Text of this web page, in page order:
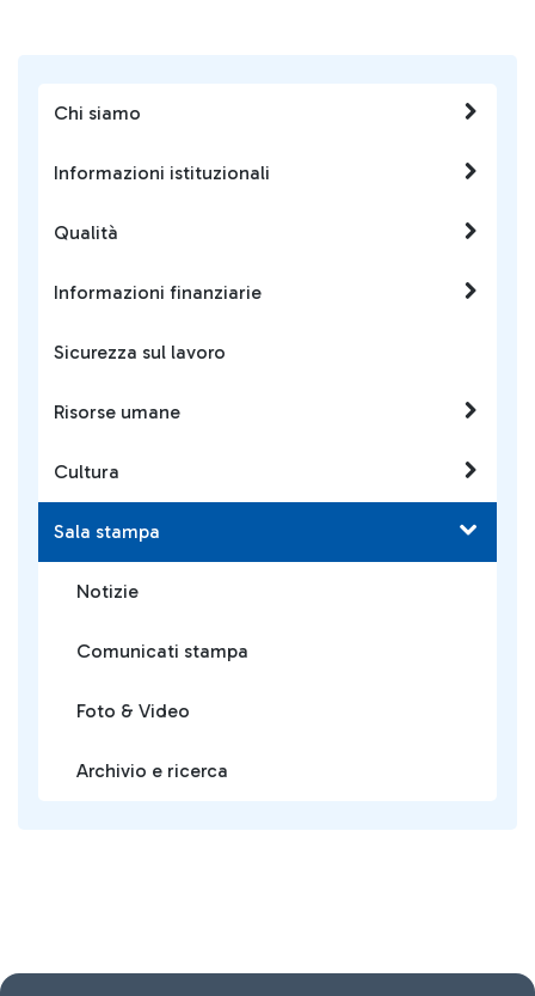
Chi siamo
Informazioni istituzionali
Qualità
Informazioni finanziarie
Sicurezza sul lavoro
Risorse umane
Cultura
Sala stampa
Notizie
Comunicati stampa
Foto & Video
Archivio e ricerca